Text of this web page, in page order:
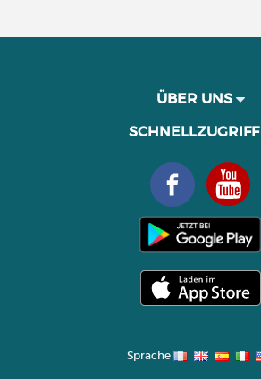
ÜBER UNS
SCHNELLZUGRIFF
Sprache